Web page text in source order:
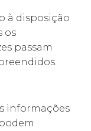
à disposição
os
passam
informações